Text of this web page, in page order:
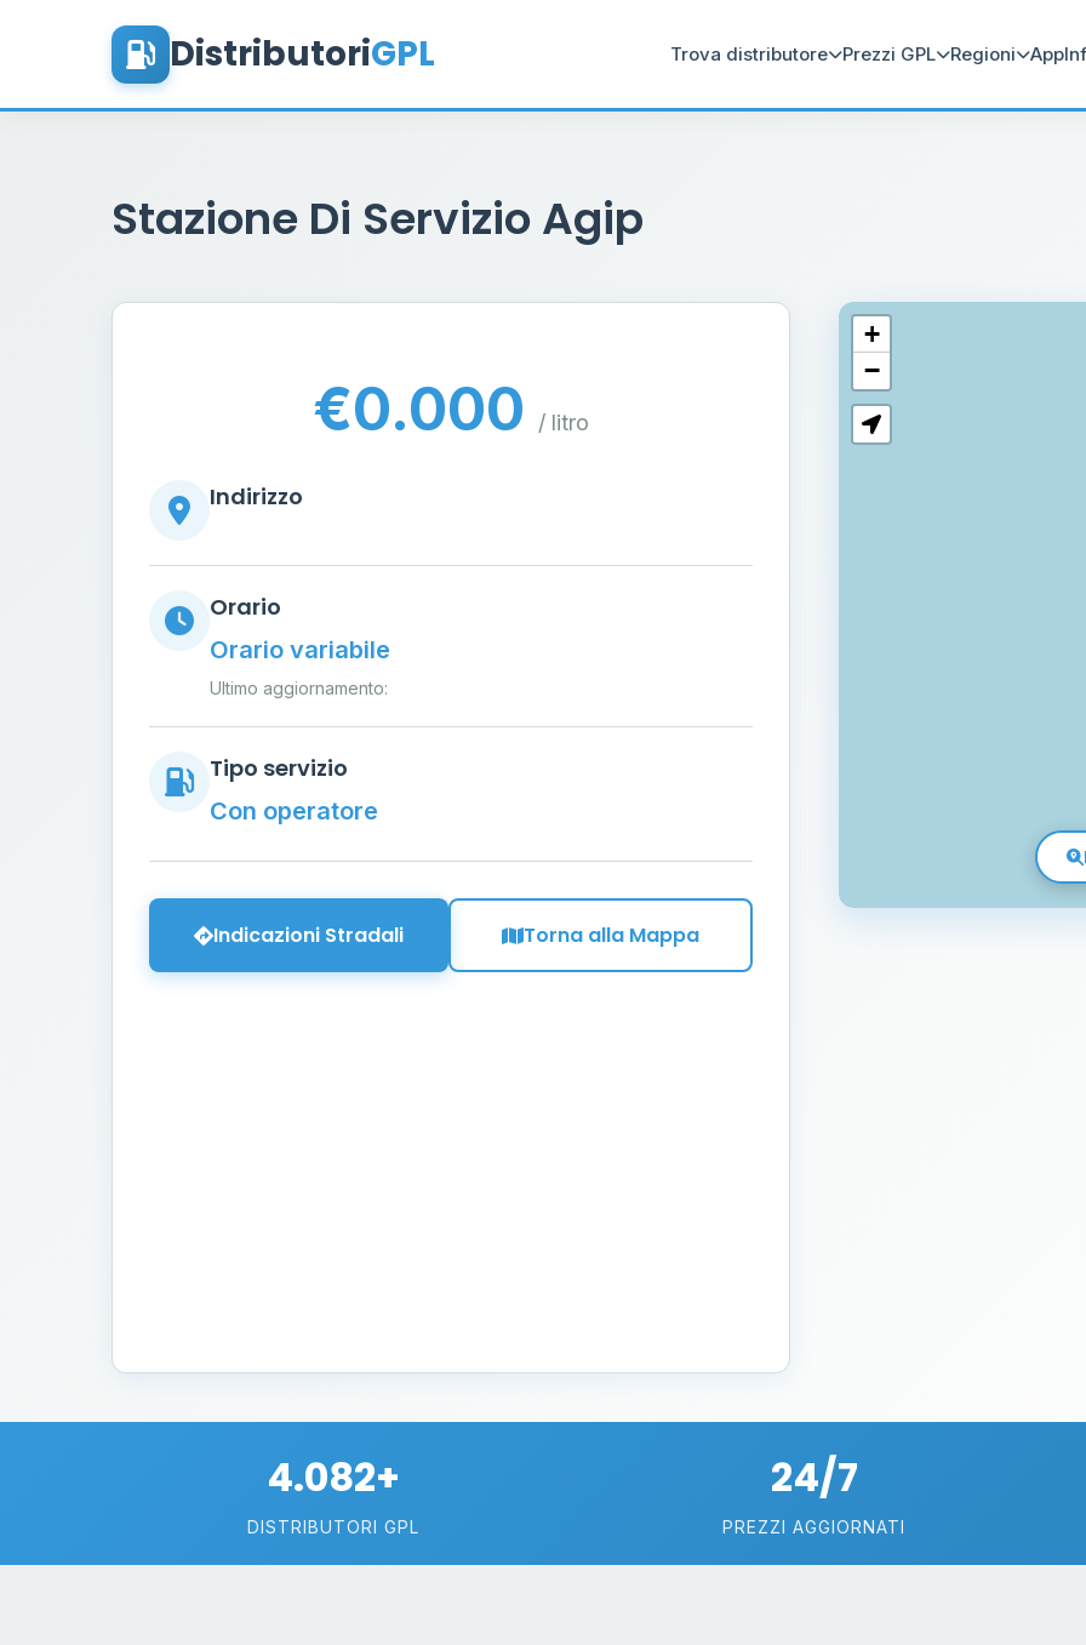
DistributoriGPL Trova distributore Prezzi GPL Regioni App
Stazione Di Servizio Agip
€0.000 / litro
Indirizzo
Orario
Orario variabile
Ultimo aggiornamento:
Tipo servizio
Con operatore
Indicazioni Stradali Torna alla Mappa
+
−
4.082+
DISTRIBUTORI GPL
24/7
PREZZI AGGIORNATI